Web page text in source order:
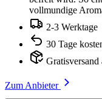
vollmundige
2-3 Werktage
30 Tage
Zum Anbieter